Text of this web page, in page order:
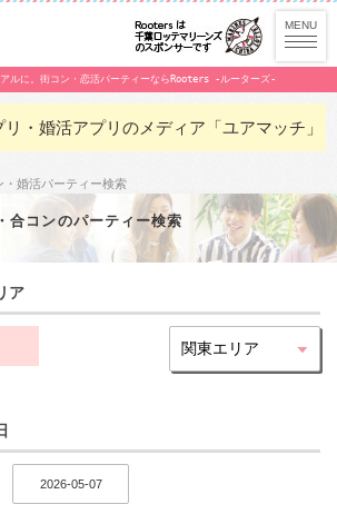
ルに。街コン・恋活パーティーならRooters -ルーターズ-
・婚活アプリのメディア「ユアマッチ」
・婚活パーティー検索
合コンのパーティー検索
ア